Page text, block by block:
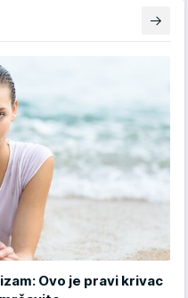
Ovo je pravi krivac